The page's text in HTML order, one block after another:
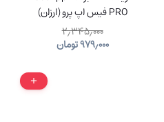
PRO فیس اپ پرو (ارزان)
۲٫۳۴۵٫۰۰۰
۹۷۹٫۰۰۰تومان